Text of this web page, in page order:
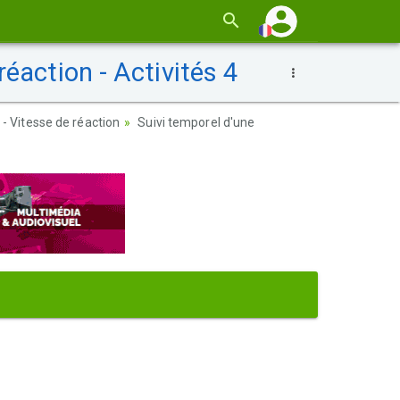
- Activités 4
Vitesse de réaction
Suivi temporel d'une